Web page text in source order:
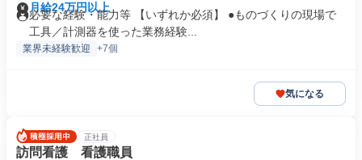
月給24万円以上
必要な経験・能力等 【いずれか必須】 ●ものづくりの現場で
工具／計測器を使った業務経験...
業界未経験歓迎 +7個
気になる
正社員
訪問看護 看護職員